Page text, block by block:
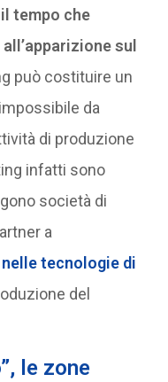
tempo che
sul
può costituire un
da
di produzione
infatti sono
società di
a
tecnologie di
del
le zone